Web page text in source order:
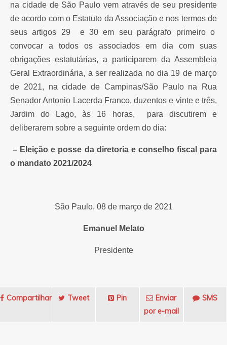
na cidade de São Paulo vem através de seu presidente
de acordo com o Estatuto da Associação e nos termos de
seus artigos 29 e 30 em seu parágrafo primeiro o
convocar a todos os associados em dia com suas
obrigações estatutárias, a participarem da Assembleia
Geral Extraordinária, a ser realizada no dia 19 de março
de 2021, na cidade de Campinas/São Paulo na Rua
Senador Antonio Lacerda Franco, duzentos e vinte e três,
Jardim do Lago, às 16 horas, para discutirem e
deliberarem sobre a seguinte ordem do dia:
– Eleição e posse da diretoria e conselho fiscal para
o mandato 2021/2024
São Paulo, 08 de março de 2021
Emanuel Melato
Presidente
Compartilhar Tweet Pin
Enviar
por e-mail
SMS